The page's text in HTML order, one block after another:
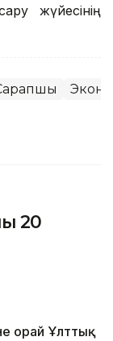
жүйесінің
20
орай Ұлттық